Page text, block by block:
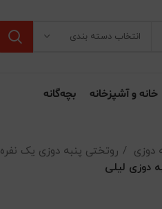
انتخاب دسته بندی
خانه و آشپزخانه بچه‌گانه
دوزی
روتختی پنبه دوزی یک نفره
دوزی لیلی